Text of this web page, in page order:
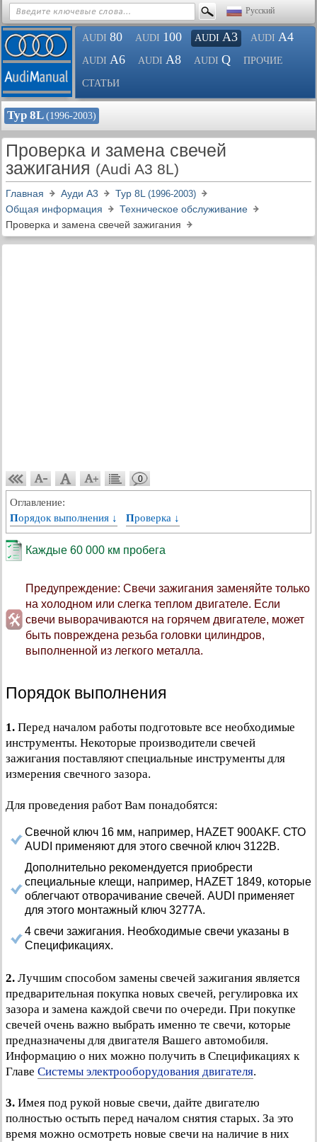
Русский
AUDI 80 AUDI 100 AUDI A3 AUDI A4
AUDI A6 AUDI A8 AUDI Q ПРОЧИЕ
СТАТЬИ
Typ 8L (1996-2003)
Проверка и замена свечей
зажигания (Audi A3 8L)
Главная Ауди A3 Typ 8L (1996-2003)
Общая информация
Техническое обслуживание
Проверка и замена свечей зажигания
0
Оглавление:
Порядок выполнения ↓
Проверка ↓
Каждые 60 000 км пробега
Предупреждение: Свечи зажигания заменяйте только
на холодном или слегка теплом двигателе. Если
свечи выворачиваются на горячем двигателе, может
быть повреждена резьба головки цилиндров,
выполненной из легкого металла.
Порядок выполнения
1. Перед началом работы подготовьте все необходимые
инструменты. Некоторые производители свечей
зажигания поставляют специальные инструменты для
измерения свечного зазора.
Для проведения работ Вам понадобятся:
Свечной ключ 16 мм, например, HAZET 900AKF. СТО
AUDI применяют для этого свечной ключ 3122В.
Дополнительно рекомендуется приобрести
специальные клещи, например, HAZET 1849, которые
облегчают отворачивание свечей. AUDI применяет
для этого монтажный ключ 3277А.
4 свечи зажигания. Необходимые свечи указаны в
Спецификациях.
2. Лучшим способом замены свечей зажигания является
предварительная покупка новых свечей, регулировка их
зазора и замена каждой свечи по очереди. При покупке
свечей очень важно выбрать именно те свечи, которые
предназначены для двигателя Вашего автомобиля.
Информацию о них можно получить в Спецификациях к
Главе Системы электрооборудования двигателя.
3. Имея под рукой новые свечи, дайте двигателю
полностью остыть перед началом снятия старых. За это
время можно осмотреть новые свечи на наличие в них